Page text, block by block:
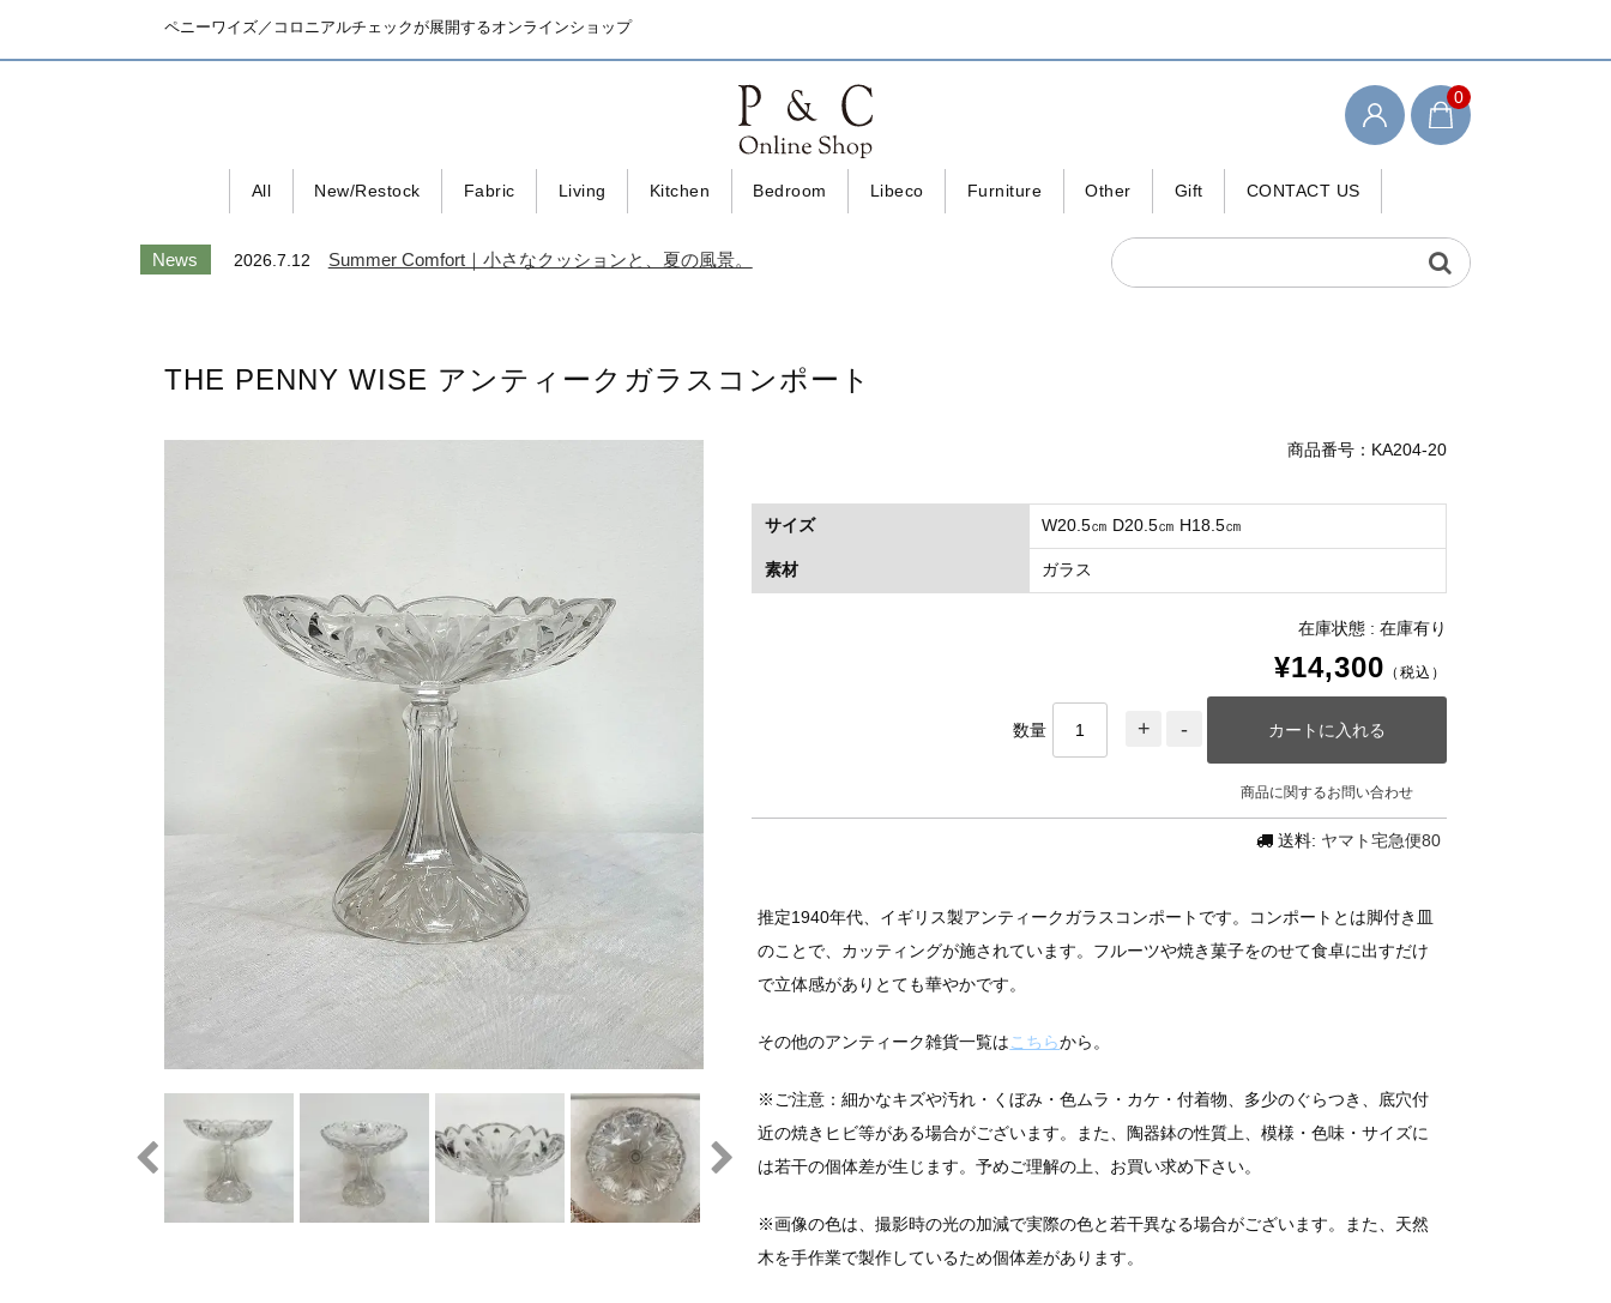
ペニーワイズ／コロニアルチェックが展開するオンラインショップ
0
All New/Restock Fabric Living Kitchen Bedroom Libeco Furniture Other Gift CONTACT US
検索キーワード
News 2026.7.12 Summer Comfort｜小さなクッションと、夏の風景。
THE PENNY WISE アンティークガラスコンポート
商品番号：KA204-20
サイズ W20.5㎝ D20.5㎝ H18.5㎝
素材 ガラス
在庫状態 : 在庫有り
¥14,300 （税込）
数量
商品に関するお問い合わせ
送料: ヤマト宅急便80
推定1940年代、イギリス製アンティークガラスコンポートです。コンポートとは脚付き皿
のことで、カッティングが施されています。フルーツや焼き菓子をのせて食卓に出すだけ
で立体感がありとても華やかです。
その他のアンティーク雑貨一覧は こちらから。
※ご注意：細かなキズや汚れ・くぼみ・色ムラ・カケ・付着物、多少のぐらつき、底穴付
近の焼きヒビ等がある場合がございます。また、陶器鉢の性質上、模様・色味・サイズに
は若干の個体差が生じます。予めご理解の上、お買い求め下さい。
※画像の色は、撮影時の光の加減で実際の色と若干異なる場合がございます。また、天然
木を手作業で製作しているため個体差があります。